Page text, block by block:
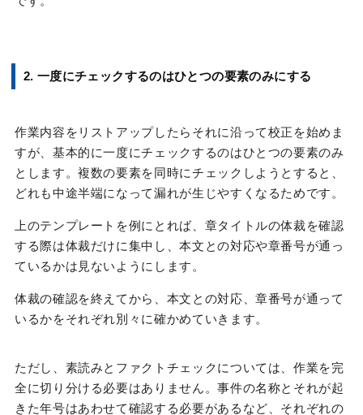
2. 一度にチェックするのはひとつの要素のみにする
作業内容をリストアップしたらそれに沿って校正を始めま
すが、基本的に一度にチェックするのはひとつの要素のみ
とします。複数の要素を同時にチェックしようとすると、
どれも中途半端になって漏れが生じやすくなるためです。
上のテンプレートを例にとれば、章タイトルの体裁を確認
する際は体裁だけに集中し、本文との対応や章番号が通っ
ているかは見ないようにします。
体裁の確認を終えてから、本文との対応、章番号が通って
いるかをそれぞれ別々に確かめていきます。
ただし、素読みとファクトチェックについては、作業を完
全に切り分ける必要はありません。事件の名称とそれが起
きた年号はあわせて確認する必要があるなど、それぞれの